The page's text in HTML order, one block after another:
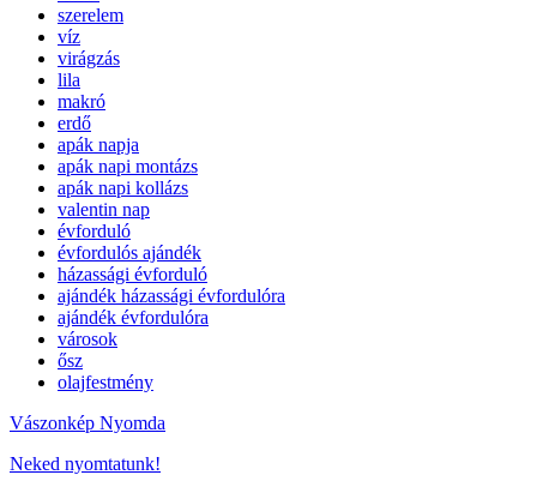
szerelem
víz
virágzás
lila
makró
erdő
apák napja
apák napi montázs
apák napi kollázs
valentin nap
évforduló
évfordulós ajándék
házassági évforduló
ajándék házassági évfordulóra
ajándék évfordulóra
városok
ősz
olajfestmény
Vászonkép Nyomda
Neked nyomtatunk!